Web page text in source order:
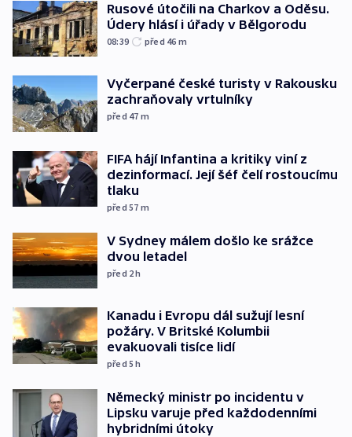
Rusové útočili na Charkov a Oděsu.
Údery hlásí i úřady v Bělgorodu
08:39 před 46 m
Vyčerpané české turisty v Rakousku
zachraňovaly vrtulníky
před 47 m
FIFA hájí Infantina a kritiky viní z
dezinformací. Její šéf čelí rostoucímu
tlaku
před 57 m
V Sydney málem došlo ke srážce
dvou letadel
před 2h
Kanadu i Evropu dál sužují lesní
požáry. V Britské Kolumbii
evakuovali tisíce lidí
před 5h
Německý ministr po incidentu v
Lipsku varuje před každodenními
hybridními útoky